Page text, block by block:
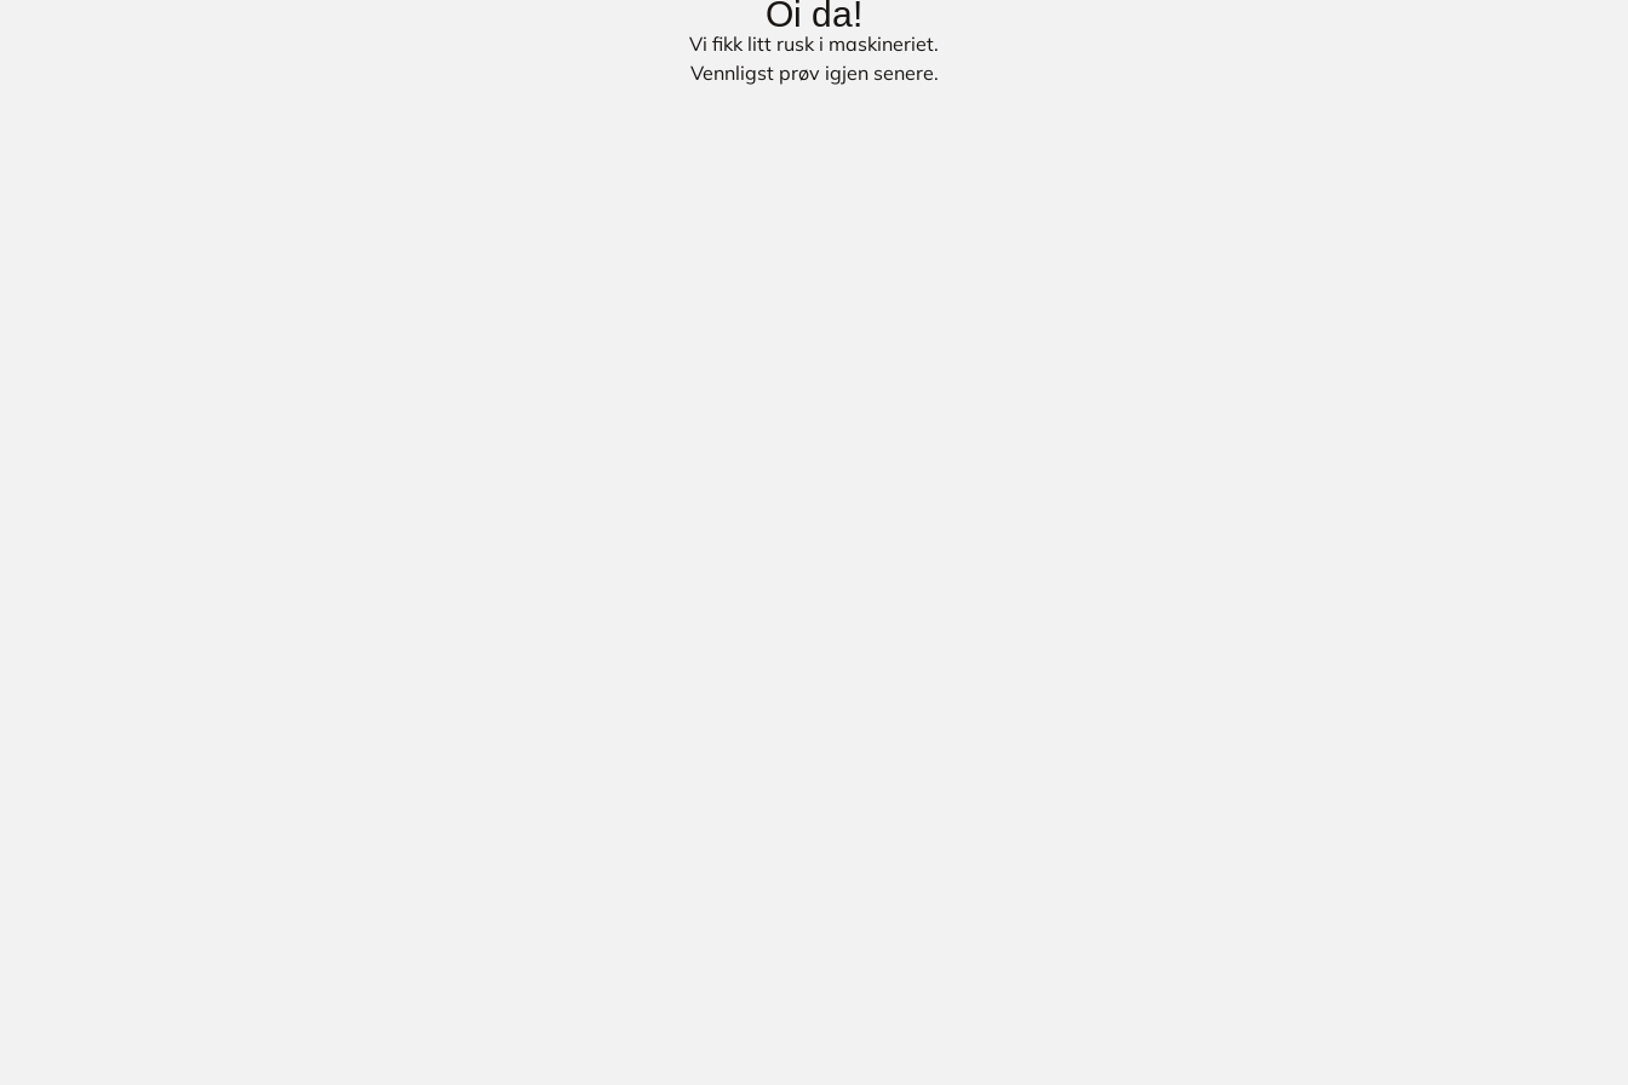
Oi da!
Vi fikk litt rusk i maskineriet.
Vennligst prøv igjen senere.